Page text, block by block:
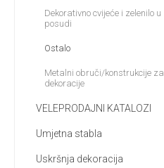
Dekorativno cvijeće i zelenilo u
posudi
Ostalo
Metalni obruči/konstrukcije za
dekoracije
VELEPRODAJNI KATALOZI
Umjetna stabla
Uskršnja dekoracija